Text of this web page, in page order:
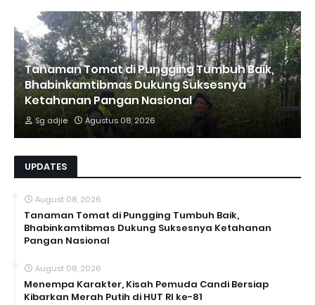
Tanaman Tomat di Pungging Tumbuh Baik,
Bhabinkamtibmas Dukung Suksesnya
Ketahanan Pangan Nasional
Sg adjie Agustus 08, 2026
UPDATES
August 08, 2026
Tanaman Tomat di Pungging Tumbuh Baik,
Bhabinkamtibmas Dukung Suksesnya Ketahanan
Pangan Nasional
August 08, 2026
Menempa Karakter, Kisah Pemuda Candi Bersiap
Kibarkan Merah Putih di HUT RI ke-81